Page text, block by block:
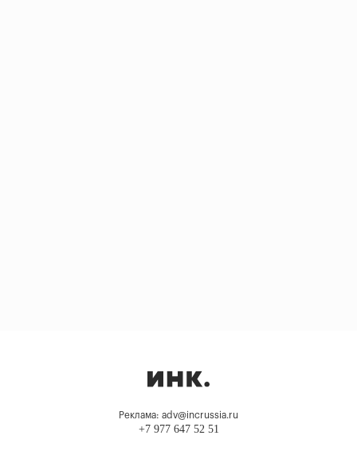
Реклама: adv@incrussia.ru
+7 977 647 52 51